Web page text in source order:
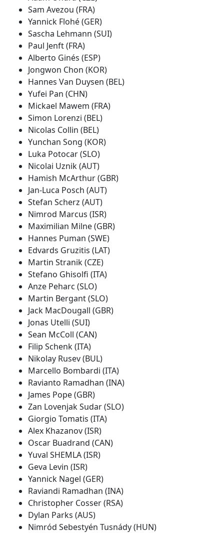
Sam Avezou (FRA)
Yannick Flohé (GER)
Sascha Lehmann (SUI)
Paul Jenft (FRA)
Alberto Ginés (ESP)
Jongwon Chon (KOR)
Hannes Van Duysen (BEL)
Yufei Pan (CHN)
Mickael Mawem (FRA)
Simon Lorenzi (BEL)
Nicolas Collin (BEL)
Yunchan Song (KOR)
Luka Potocar (SLO)
Nicolai Uznik (AUT)
Hamish McArthur (GBR)
Jan-Luca Posch (AUT)
Stefan Scherz (AUT)
Nimrod Marcus (ISR)
Maximilian Milne (GBR)
Hannes Puman (SWE)
Edvards Gruzitis (LAT)
Martin Stranik (CZE)
Stefano Ghisolfi (ITA)
Anze Peharc (SLO)
Martin Bergant (SLO)
Jack MacDougall (GBR)
Jonas Utelli (SUI)
Sean McColl (CAN)
Filip Schenk (ITA)
Nikolay Rusev (BUL)
Marcello Bombardi (ITA)
Ravianto Ramadhan (INA)
James Pope (GBR)
Zan Lovenjak Sudar (SLO)
Giorgio Tomatis (ITA)
Alex Khazanov (ISR)
Oscar Buadrand (CAN)
Yuval SHEMLA (ISR)
Geva Levin (ISR)
Yannick Nagel (GER)
Raviandi Ramadhan (INA)
Christopher Cosser (RSA)
Dylan Parks (AUS)
Nimród Sebestyén Tusnády (HUN)